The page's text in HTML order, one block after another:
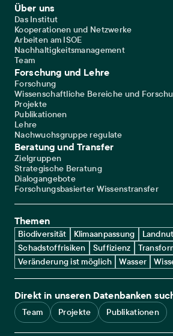
Footer Main Navigation
Über uns
Das Institut
Kooperationen und Netzwerke
Arbeiten am ISOE
Nachhaltigkeitsmanagement
Team
Forschung und Lehre
Forschung
Wissenschaftliche Bereiche und
Projekte
Publikationen
Lehre
Nachwuchsgruppe regulate
Beratung und Transfer
Zielgruppen
Strategische Beratung
Dialogangebote
Forschungsbasierter Wissenstransfer
Themen
Biodiversität Klimaanpassung
Schadstoffrisiken
Suffizienz
Veränderung ist möglich
Wasser
Direkt in unseren Datenbanken
Team Projekte Publikationen